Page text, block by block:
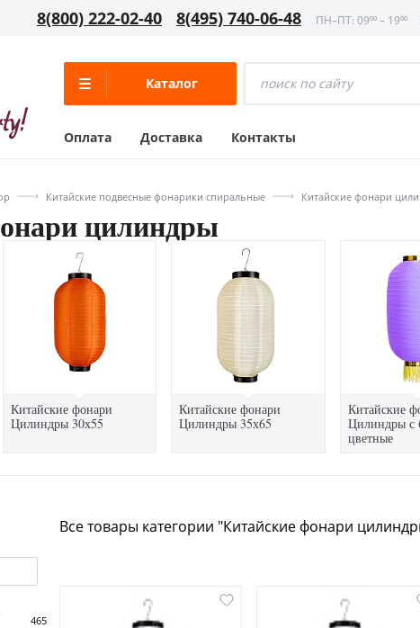
8(800) 222-02-40 8(495) 740-06-48 ПН–ПТ: 09⁰⁰ – 19⁰⁰
Каталог
Оплата Доставка Контакты
Китайские подвесные фонарики спиральные Китайские фонари
цилиндры
Китайские фонари
Цилиндры 30х55
Китайские фонари
Цилиндры 35х65
Китайские
Цилиндры с
цветные
465
Все товары категории "Китайские фонари